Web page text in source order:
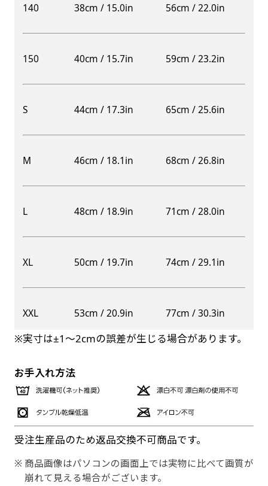
140 38cm / 15.0in 56cm / 22.0in
150 40cm / 15.7in 59cm / 23.2in
S 44cm / 17.3in 65cm / 25.6in
M 46cm / 18.1in 68cm / 26.8in
L 48cm / 18.9in 71cm / 28.0in
XL 50cm / 19.7in 74cm / 29.1in
XXL 53cm / 20.9in 77cm / 30.3in
※実寸は±1〜2cmの誤差が生じる場合があります。
お手入れ方法
受注生産品のため返品交換不可商品です。
商品画像はパソコンの画面上では実物に比べて画質が
崩れて見える場合がございます。